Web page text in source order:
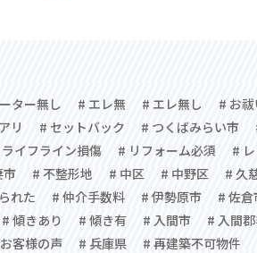
ター無し # エレ無 # エレ無し
# お
リ # セットバック # つくばみらい市
イフライン損傷 # リフォーム必須
#
市 # 不整形地 # 中区 # 中野区
# 久
れた # 仲介手数料 # 伊勢原市
# 佐倉
# 傾きあり # 傾き有 # 入間市
# 入間
客様の声 # 兵庫県
# 再建築不可物件